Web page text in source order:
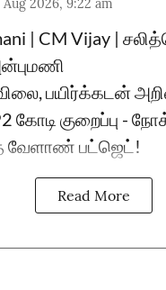
2026, 9:22 am
| CM Vijay |
பயிர்க்கடன்
கோடி குறைப்பு -
வேளாண் பட்ஜெட்!
Read More